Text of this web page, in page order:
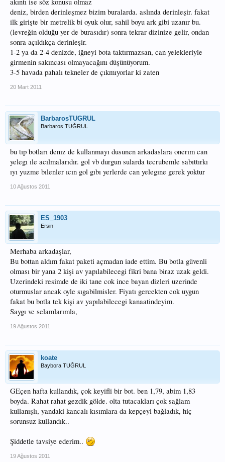
deniz, birden derinleşmez bizim buralarda. aslında derinleşir. fakat
ilk girişte bir metrelik bi oyuk olur, sahil boyu ark gibi uzanır bu.
(levreğin olduğu yer de burasıdır) sonra tekrar dizinize gelir, ondan
sonra açıldıkça derinleşir.
1-2 ya da 2-4 denizde, iğneyi bota taktırmazsan, can yelekleriyle
girmenin sakıncası olmayacağını düşünüyorum.
3-5 havada pahalı tekneler de çıkmıyorlar ki zaten
20 Mart 2011
BarbarosTUGRUL
Barbaros TUĞRUL
bu tıp botları denız de kullanmayı dusunen arkadaslara onerım can
yelegı ıle acılmalarıdır. gol vb durgun sularda tecrubemle sabıttırkı
ıyı yuzme bılenler ıcın gol gıbı yerlerde can yelegıne gerek yoktur
10 Ağustos 2011
ES_1903
Ersin
Merhaba arkadaşlar,
Bu bottan aldım fakat paketi açmadan iade ettim. Bu botla güvenli
olması bir yana 2 kişi av yapılabilecegi fikri bana biraz uzak geldi.
Uzerindeki resimde de iki tane cok ince bayan dizleri uzerinde
oturmuslar ancak oyle sıgabilmisler. Fiyatı gercekten cok uygun
fakat bu botla tek kişi av yapılabilecegi kanaatindeyim.
Saygı ve selamlarımla,
19 Ağustos 2011
koate
Baybora TUĞRUL
GEçen hafta kullandık, çok keyifli bir bot. ben 1,79, abim 1,83
boyda. Rahat rahat gezdik gölde. olta tutacakları çok sağlam
kullanışlı, yandaki kancalı kısımlara da kepçeyi bağladık, hiç
sorunsuz kullandık..
Şiddetle tavsiye ederim..
19 Ağustos 2011